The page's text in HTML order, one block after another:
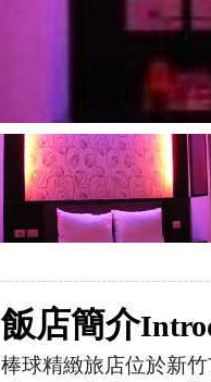
飯店簡介
棒球精緻旅店位於新